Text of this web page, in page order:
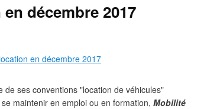
décembre 2017
de ses conventions "location de véhicules"
maintenir en emploi ou en formation, Mobilité